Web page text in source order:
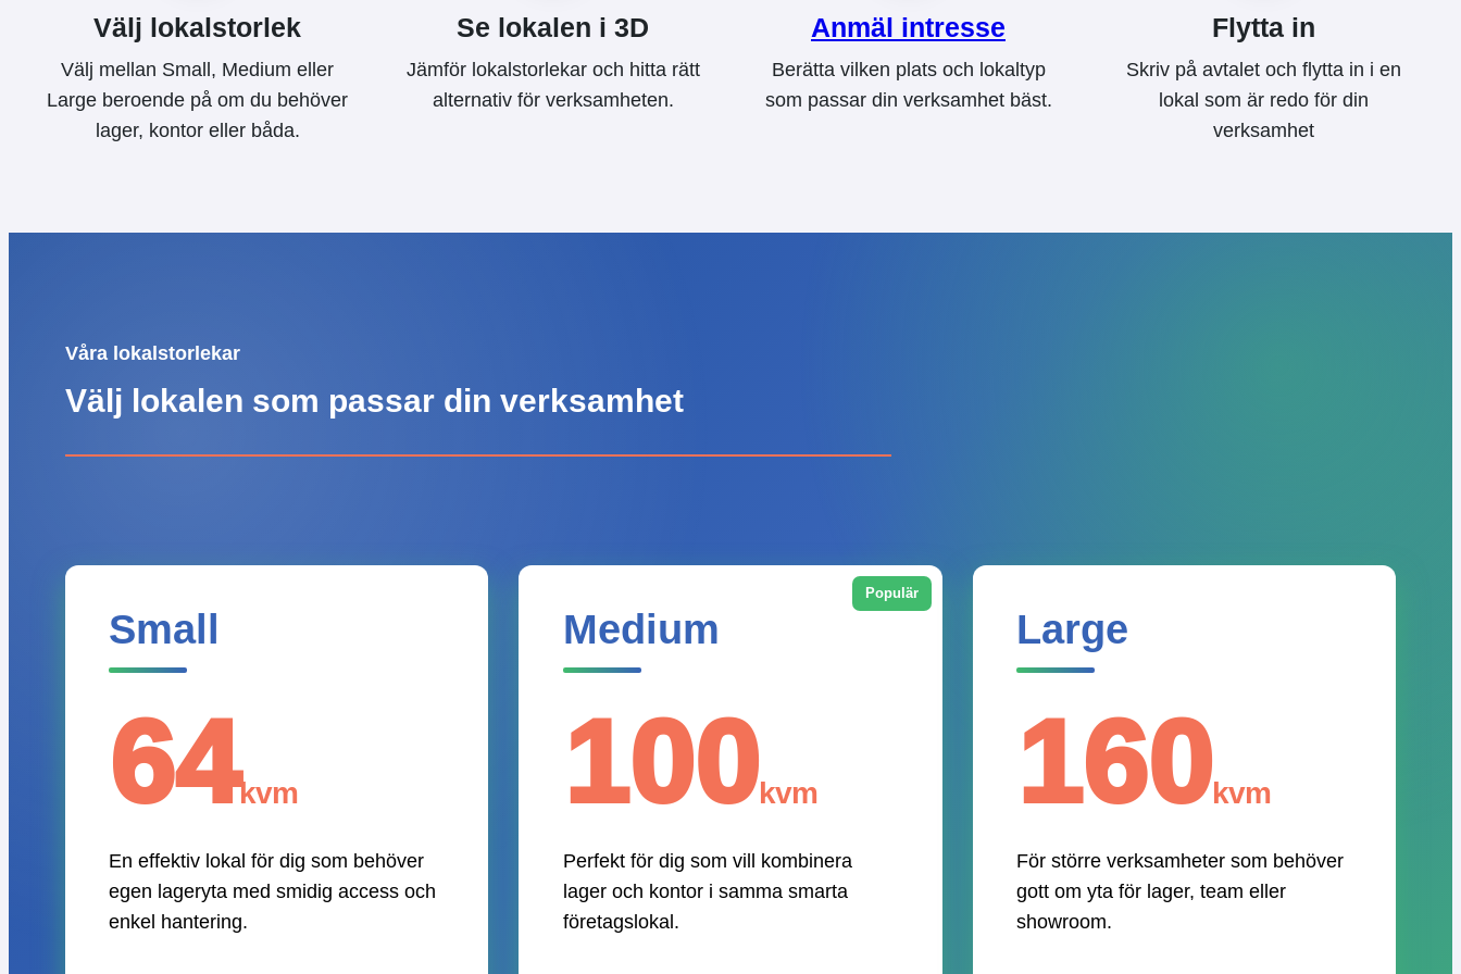
Välj lokalstorlek
Välj mellan Small, Medium eller
Large beroende på om du behöver
lager, kontor eller båda.
Se lokalen i 3D
Jämför lokalstorlekar och hitta rätt
alternativ för verksamheten.
Anmäl intresse
Berätta vilken plats och lokaltyp
som passar din verksamhet bäst.
Flytta in
Skriv på avtalet och flytta in i en
lokal som är redo för din
verksamhet
Våra lokalstorlekar
Välj lokalen som passar din verksamhet
Small
64kvm
En effektiv lokal för dig som behöver
egen lageryta med smidig access och
enkel hantering.
Populär
Medium
100kvm
Perfekt för dig som vill kombinera
lager och kontor i samma smarta
företagslokal.
Large
160kvm
För större verksamheter som behöver
gott om yta för lager, team eller
showroom.